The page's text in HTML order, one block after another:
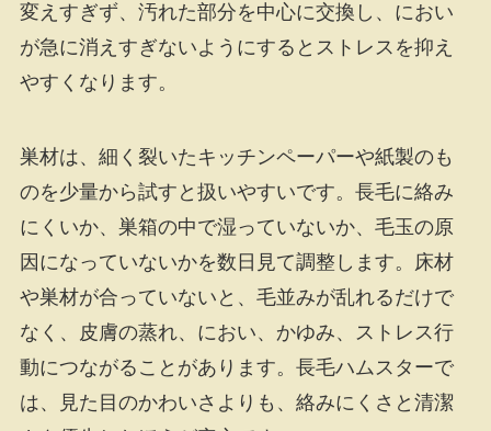
変えすぎず、汚れた部分を中心に交換し、におい
が急に消えすぎないようにするとストレスを抑え
やすくなります。
巣材は、細く裂いたキッチンペーパーや紙製のも
のを少量から試すと扱いやすいです。長毛に絡み
にくいか、巣箱の中で湿っていないか、毛玉の原
因になっていないかを数日見て調整します。床材
や巣材が合っていないと、毛並みが乱れるだけで
なく、皮膚の蒸れ、におい、かゆみ、ストレス行
動につながることがあります。長毛ハムスターで
は、見た目のかわいさよりも、絡みにくさと清潔